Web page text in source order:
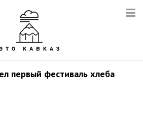
первый фестиваль хлеба